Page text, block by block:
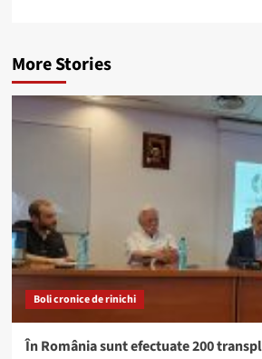
More Stories
Boli cronice de rinichi
În România sunt efectuate 200